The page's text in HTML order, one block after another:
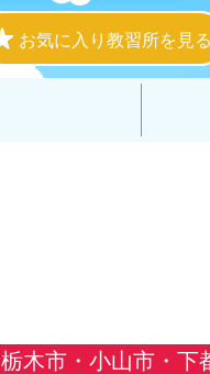
お気に入り教習所を見る
木市・小山市・下